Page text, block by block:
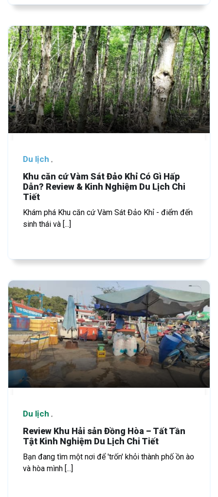
Du lịch
Khu căn cứ Vàm Sát Đảo Khỉ Có Gì Hấp
Dẫn? Review & Kinh Nghiệm Du Lịch Chi
Tiết
Khám phá Khu căn cứ Vàm Sát Đảo Khỉ - điểm đến
sinh thái và [...]
Du lịch
Review Khu Hải sản Đồng Hòa – Tất Tần
Tật Kinh Nghiệm Du Lịch Chi Tiết
Bạn đang tìm một nơi để 'trốn' khỏi thành phố ồn ào
và hòa mình [...]